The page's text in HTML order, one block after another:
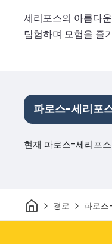
세리포스의 아름다
탐험하며 모험을 즐
파로스-세리포
현재 파로스-세리포
집 경로 파로스